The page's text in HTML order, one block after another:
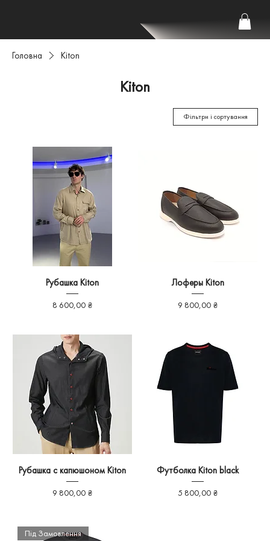
Головна Kiton
Kiton
Фільтри і сортування
Рубашка Kiton
Ціна
8 600,00 ₴
Лоферы Kiton
Ціна
9 800,00 ₴
Рубашка с капюшоном Kiton
Ціна
9 800,00 ₴
Футболка Kiton black
Ціна
5 800,00 ₴
Під Замовлення